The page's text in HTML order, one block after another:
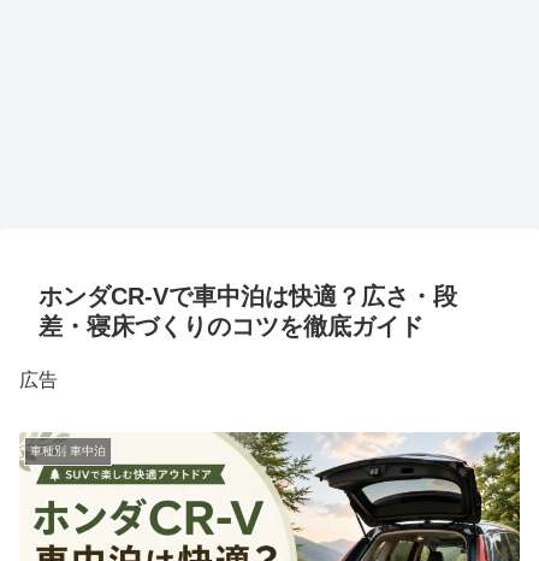
ホンダCR-Vで車中泊は快適？広さ・段
差・寝床づくりのコツを徹底ガイド
広告
車種別 車中泊